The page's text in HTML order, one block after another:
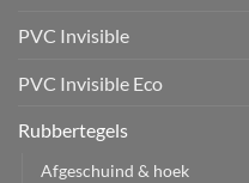
PVC Invisible
PVC Invisible Eco
Rubbertegels
Afgeschuind & hoek